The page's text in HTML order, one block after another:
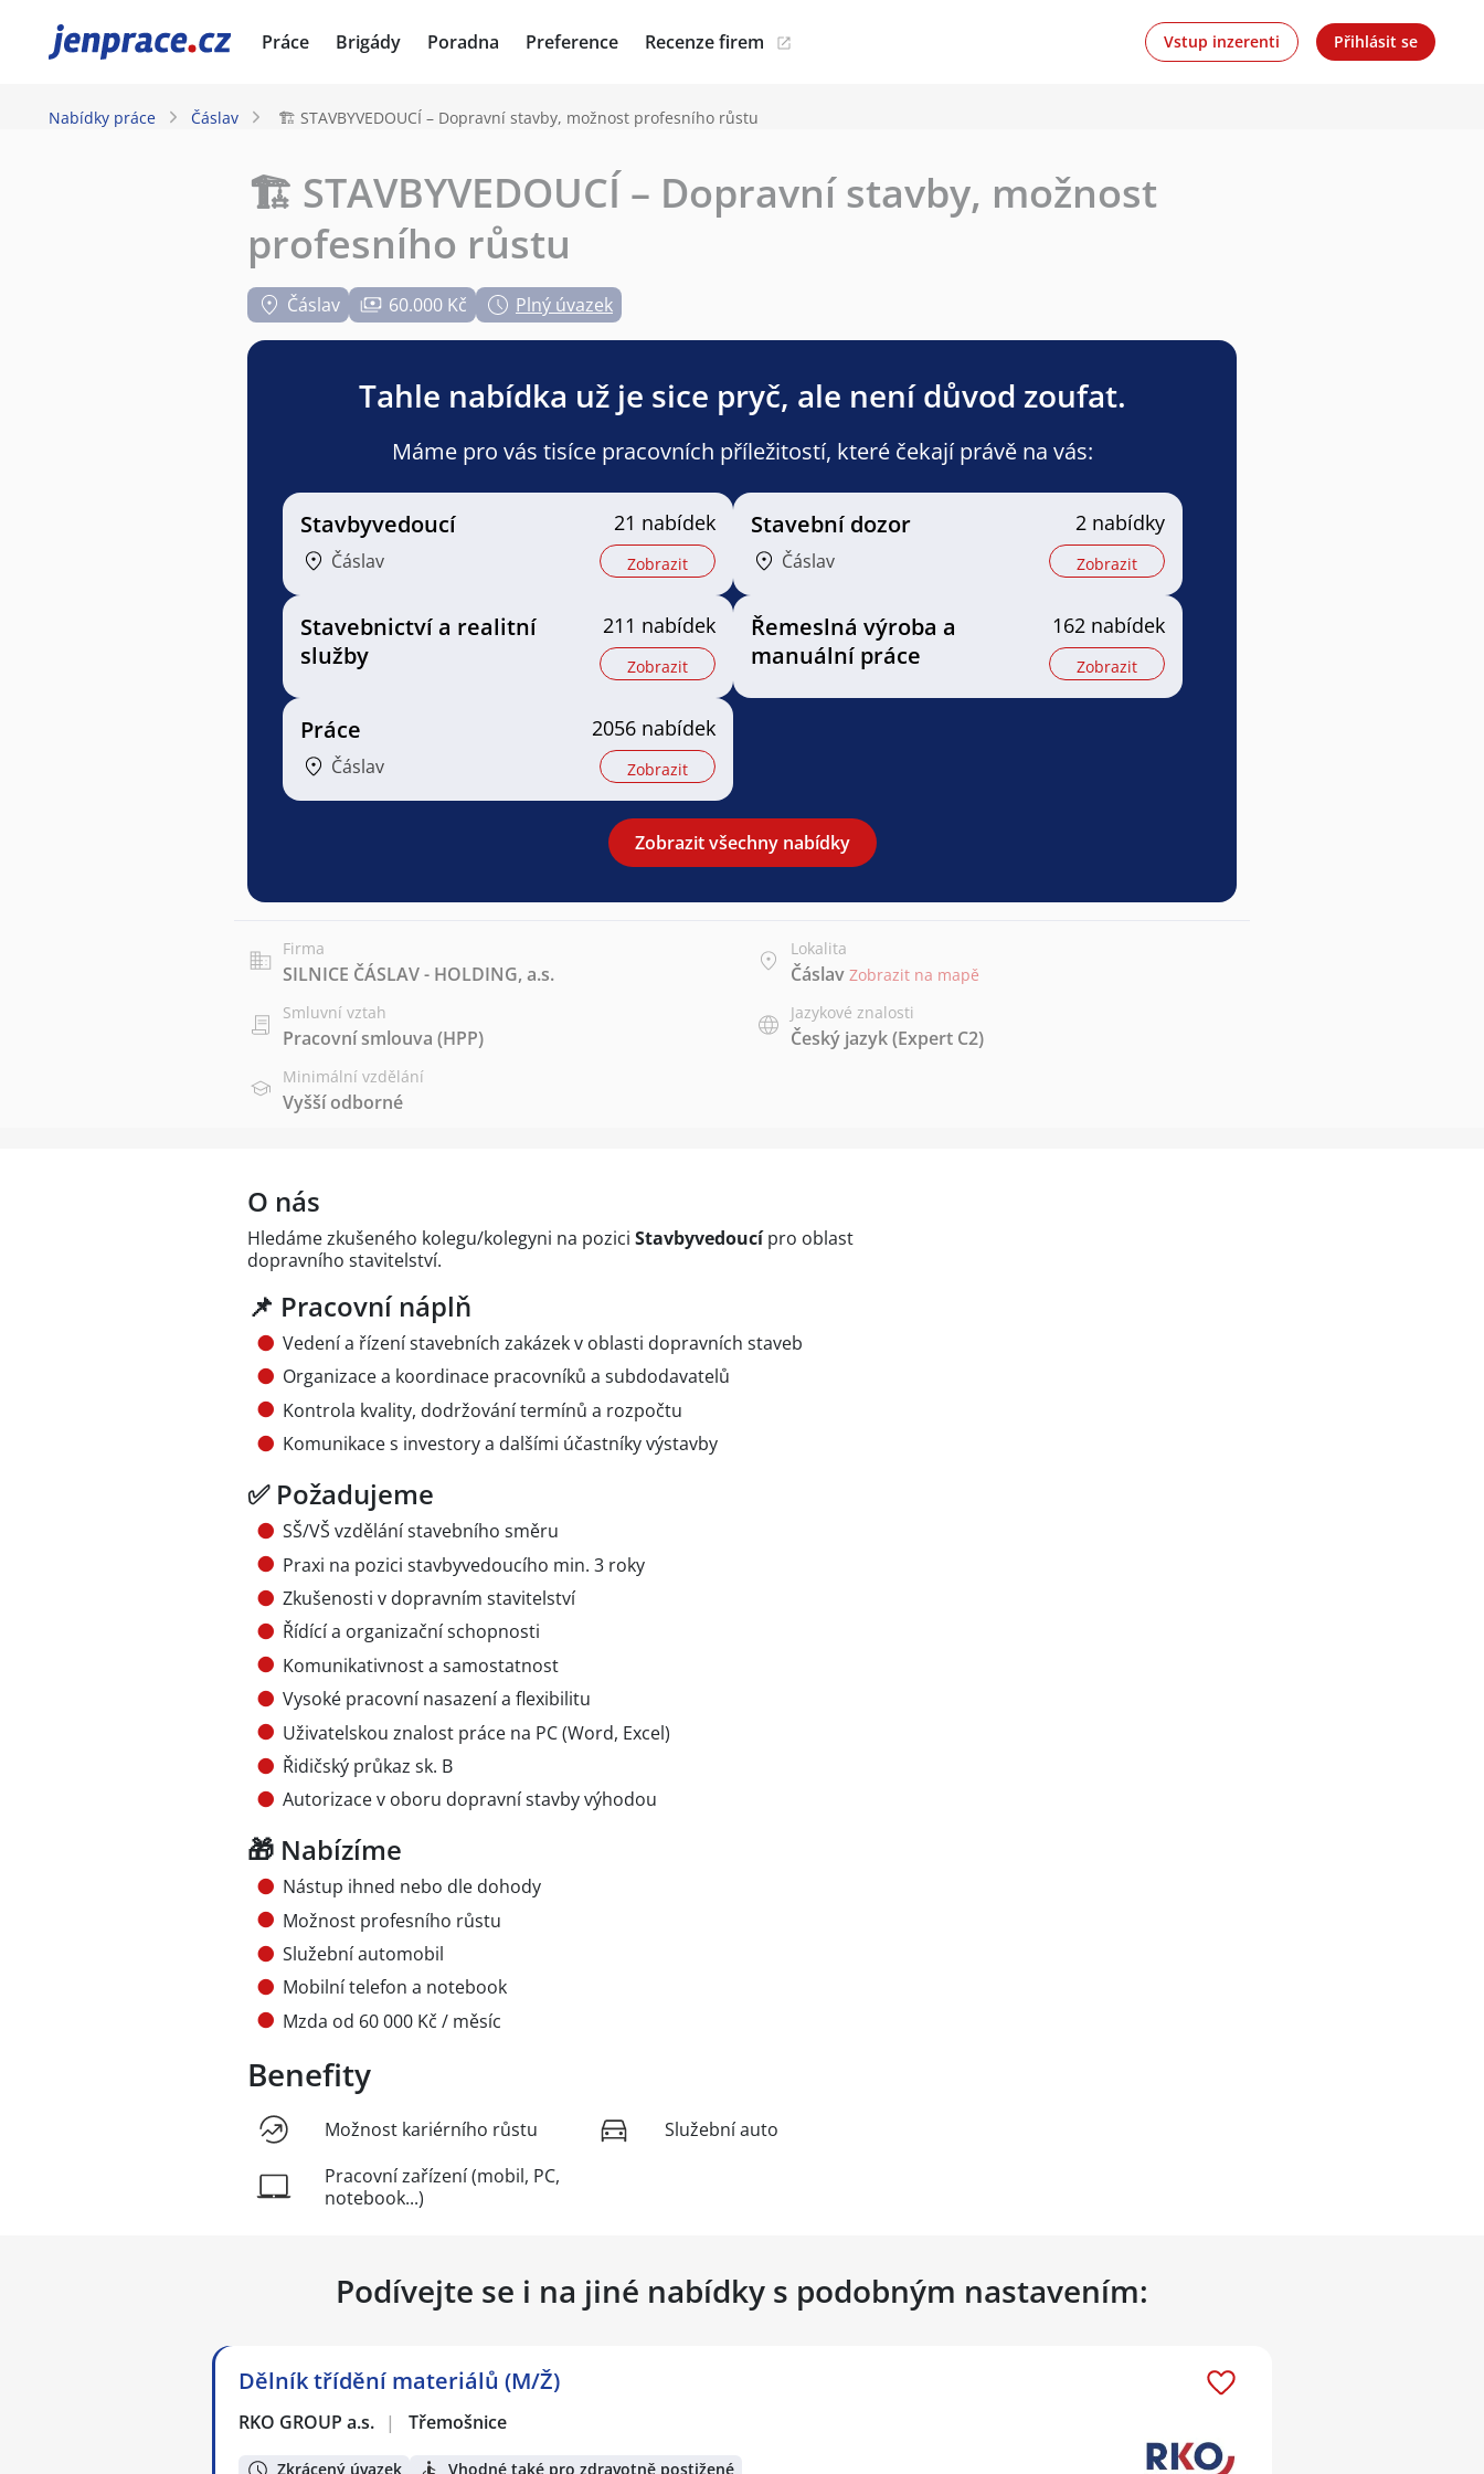
JenPráce.cz Práce Brigády Poradna Preference Recenze firem Vstup inzerenti Přihlásit se
Nabídky práce Čáslav 🏗️ STAVBYVEDOUCÍ – Dopravní stavby, možnost profesního růstu
🏗️ STAVBYVEDOUCÍ – Dopravní stavby, možnost
profesního růstu
Čáslav 60.000 Kč Plný úvazek
Tahle nabídka už je sice pryč, ale není důvod zoufat.
Máme pro vás tisíce pracovních příležitostí, které čekají právě na vás:
Stavbyvedoucí
Čáslav
21 nabídek
Zobrazit
Stavební dozor
Čáslav
2 nabídky
Zobrazit
Stavebnictví a realitní
služby
211 nabídek
Zobrazit
Řemeslná výroba a
manuální práce
162 nabídek
Zobrazit
Práce
Čáslav
2056 nabídek
Zobrazit
Zobrazit všechny nabídky
Firma
SILNICE ČÁSLAV - HOLDING, a.s.
Lokalita
Čáslav Zobrazit na mapě
Smluvní vztah
Pracovní smlouva (HPP)
Jazykové znalosti
Český jazyk(Expert C2)
Minimální vzdělání
Vyšší odborné
O nás
Hledáme zkušeného kolegu/kolegyni na pozici Stavbyvedoucípro oblast
dopravního stavitelství.
📌 Pracovní náplň
Vedení a řízení stavebních zakázek v oblasti dopravních staveb
Organizace a koordinace pracovníků a subdodavatelů
Kontrola kvality, dodržování termínů a rozpočtu
Komunikace s investory a dalšími účastníky výstavby
✅ Požadujeme
SŠ/VŠ vzdělání stavebního směru
Praxi na pozici stavbyvedoucího min. 3 roky
Zkušenosti v dopravním stavitelství
Řídící a organizační schopnosti
Komunikativnost a samostatnost
Vysoké pracovní nasazení a flexibilitu
Uživatelskou znalost práce na PC (Word, Excel)
Řidičský průkaz sk. B
Autorizace v oboru dopravní stavby výhodou
🎁 Nabízíme
Nástup ihned nebo dle dohody
Možnost profesního růstu
Služební automobil
Mobilní telefon a notebook
Mzda od 60 000 Kč / měsíc
Benefity
Možnost kariérního růstu
Pracovní zařízení (mobil, PC,
notebook...)
Služební auto
Podívejte se i na jiné nabídky s podobným nastavením:
Dělník třídění materiálů (M/Ž)
RKO GROUP a.s. | Třemošnice
Zkrácený úvazek Vhodné také pro zdravotně postižené